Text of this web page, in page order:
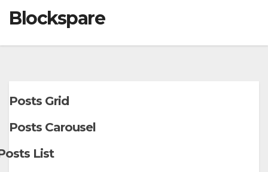
Blockspare
Posts Grid
Posts Carousel
List